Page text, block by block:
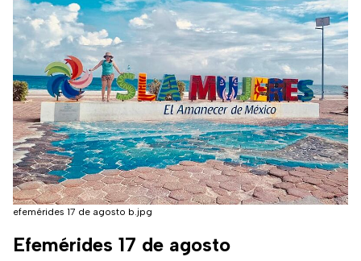
efemérides 17 de agosto b.jpg
Efemérides 17 de agosto